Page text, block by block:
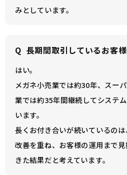
みとしています。
Q 長期間取引しているお客
はい。
メガネ小売業では約30年、スー
業では約35年間継続してシステ
います。
長くお付き合いが続いているの
改善を重ね、お客様の運用まで
きた結果だと考えています。